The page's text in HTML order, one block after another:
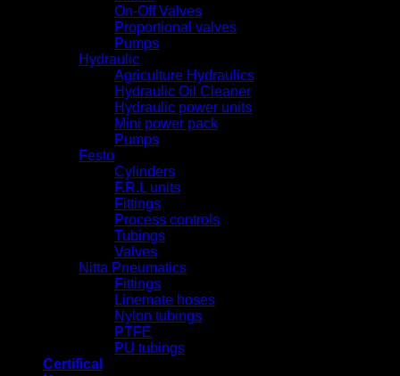
On-Off Valves
Proportional valves
Pumps
Hydraulic
Agriculture Hydraulics
Hydraulic Oil Cleaner
Hydraulic power units
Mini power pack
Pumps
Festo
Cylinders
F.R.L units
Fittings
Process controls
Tubings
Valves
Nitta Pneumatics
Fittings
Linemate hoses
Nylon tubings
PTFE
PU tubings
Certifical